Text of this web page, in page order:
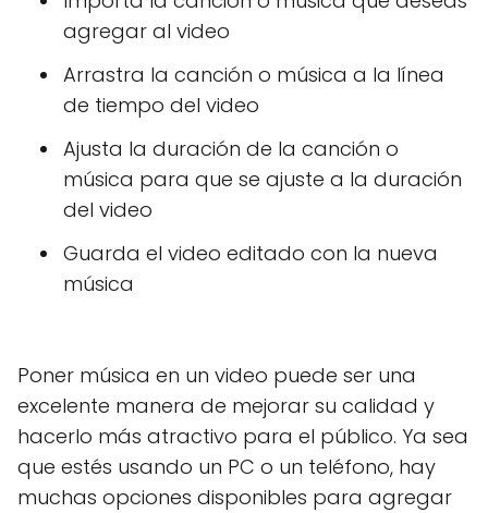
agregar al video
Arrastra la canción o música a la línea
de tiempo del video
Ajusta la duración de la canción o
música para que se ajuste a la duración
del video
Guarda el video editado con la nueva
música
Poner música en un video puede ser una
excelente manera de mejorar su calidad y
hacerlo más atractivo para el público. Ya sea
que estés usando un PC o un teléfono, hay
muchas opciones disponibles para agregar